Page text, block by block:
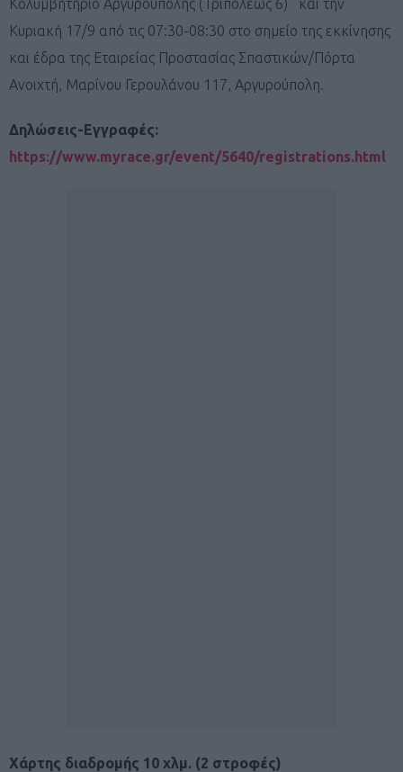
Κολυμβητήριο Αργυρούπολης (Τριπόλεως 6) και την
Κυριακή 17/9 από τις 07:30-08:30 στο σημείο της εκκίνησης
και έδρα της Εταιρείας Προστασίας Σπαστικών/Πόρτα
Ανοιχτή, Μαρίνου Γερουλάνου 117, Αργυρούπολη.
Δηλώσεις-Εγγραφές:
https://www.myrace.gr/event/5640/registrations.html
Χάρτης διαδρομής 10 χλμ. (2 στροφές)